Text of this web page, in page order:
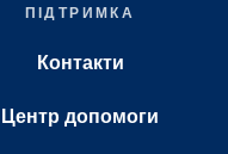
ПІДТРИМКА
Контакти
Центр допомоги